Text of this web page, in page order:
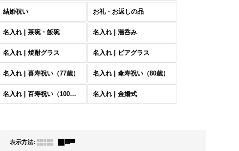
結婚祝い お礼・お返しの品
名入れ | 茶碗・飯碗 名入れ | 湯呑み
名入れ | 焼酎グラス 名入れ | ビアグラス
名入れ | 喜寿祝い（77歳） 名入れ | 傘寿祝い（80歳）
名入れ | 百寿祝い（100歳） 名入れ | 金婚式
表示方法: